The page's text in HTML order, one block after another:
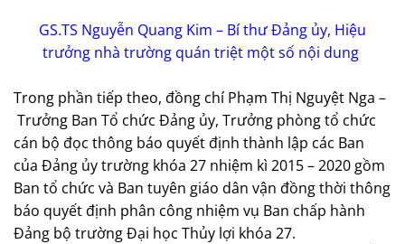
GS.TS Nguyễn Quang Kim – Bí thư Đảng ủy, Hiệu
trưởng nhà trường quán triệt một số nội dung
Trong phần tiếp theo, đồng chí Phạm Thị Nguyệt Nga –
Trưởng Ban Tổ chức Đảng ủy, Trưởng phòng tổ chức
cán bộ đọc thông báo quyết định thành lập các Ban
của Đảng ủy trường khóa 27 nhiệm kì 2015 – 2020 gồm
Ban tổ chức và Ban tuyên giáo dân vận đồng thời thông
báo quyết định phân công nhiệm vụ Ban chấp hành
Đảng bộ trường Đại học Thủy lợi khóa 27.